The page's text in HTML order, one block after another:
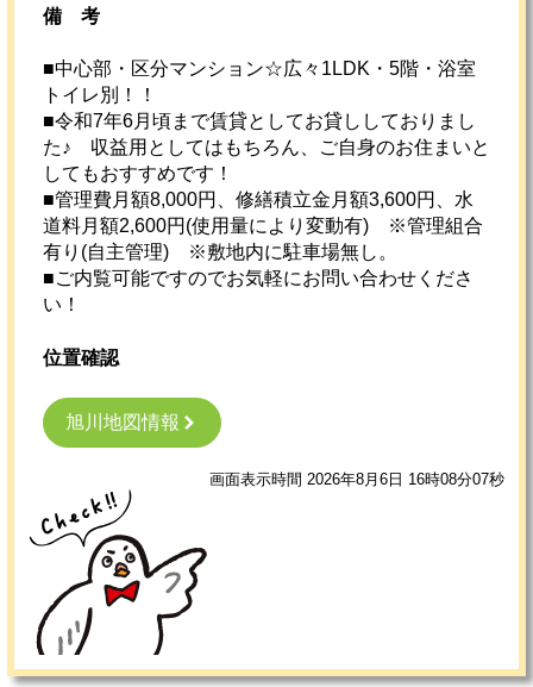
備考
■中心部・区分マンション☆広々1LDK・5階・浴室
トイレ別！！
■令和7年6月頃まで賃貸としてお貸ししておりまし
た♪ 収益用としてはもちろん、ご自身のお住まいと
してもおすすめです！
■管理費月額8,000円、修繕積立金月額3,600円、水
道料月額2,600円(使用量により変動有) ※管理組合
有り(自主管理) ※敷地内に駐車場無し。
■ご内覧可能ですのでお気軽にお問い合わせくださ
い！
位置確認
旭川地図情報
画面表示時間 2026年8月6日 16時08分07秒